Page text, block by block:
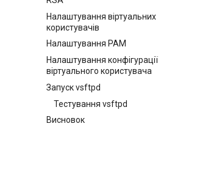
Налаштування віртуальних
користувачів
Налаштування PAM
Налаштування конфігурації
віртуального користувача
Запуск vsftpd
Тестування vsftpd
Висновок